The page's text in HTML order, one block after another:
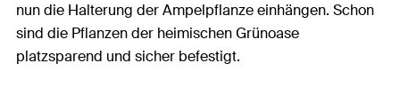
nun die Halterung der Ampelpflanze einhängen. Schon
sind die Pflanzen der heimischen Grünoase
platzsparend und sicher befestigt.